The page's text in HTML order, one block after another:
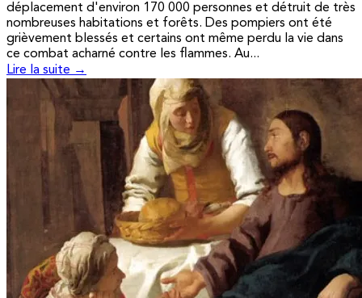
déplacement d'environ 170 000 personnes et détruit de très
nombreuses habitations et forêts. Des pompiers ont été
grièvement blessés et certains ont même perdu la vie dans
ce combat acharné contre les flammes. Au...
Lire la suite →